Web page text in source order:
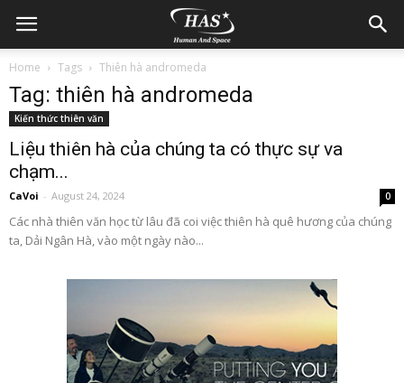
Home Tags Thiên hà andromeda
Tag: thiên hà andromeda
Kiến thức thiên văn
Liệu thiên hà của chúng ta có thực sự va
chạm...
CaVoi - August 24, 2024 0
Các nhà thiên văn học từ lâu đã coi việc thiên hà quê hương của chúng
ta, Dải Ngân Hà, vào một ngày nào...